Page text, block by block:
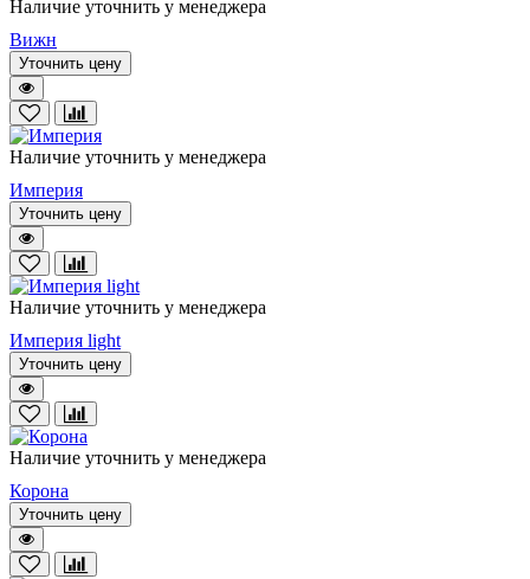
Наличие уточнить у менеджера
Вижн
Уточнить цену
Наличие уточнить у менеджера
Империя
Уточнить цену
Наличие уточнить у менеджера
Империя light
Уточнить цену
Наличие уточнить у менеджера
Корона
Уточнить цену